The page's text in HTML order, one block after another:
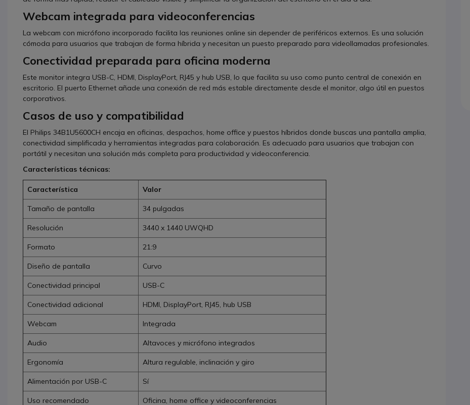
Webcam integrada para videoconferencias
La webcam con micrófono incorporado facilita las reuniones online sin depender de periféricos externos. Es una solución
cómoda para usuarios que trabajan de forma híbrida y necesitan un puesto preparado para videollamadas profesionales.
Conectividad preparada para oficina moderna
Este monitor integra USB-C, HDMI, DisplayPort, RJ45 y hub USB, lo que facilita su uso como punto central de conexión en
escritorio. El puerto Ethernet añade una conexión de red más estable directamente desde el monitor, algo útil en puestos
corporativos.
Casos de uso y compatibilidad
El Philips 34B1U5600CH encaja en oficinas, despachos, home office y puestos híbridos donde buscas una pantalla amplia,
conectividad simplificada y herramientas integradas para colaboración. Es adecuado para usuarios que trabajan con
portátil y necesitan una solución más completa para productividad y videoconferencia.
Características técnicas:
Característica Valor
Tamaño de pantalla 34 pulgadas
Resolución 3440 x 1440 UWQHD
Formato 21:9
Diseño de pantalla Curvo
Conectividad principal USB-C
Conectividad adicional HDMI, DisplayPort, RJ45, hub USB
Webcam Integrada
Audio Altavoces y micrófono integrados
Ergonomía Altura regulable, inclinación y giro
Alimentación por USB-C Sí
Uso recomendado Oficina, home office y videoconferencias